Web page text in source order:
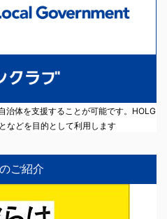
治体を支援することが可能です。HOLG
などを目的として利用します
ご紹介